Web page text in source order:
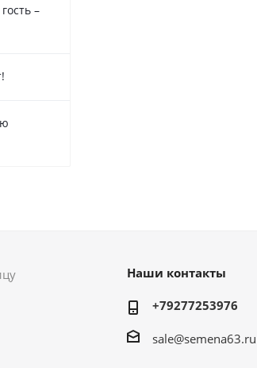
–
Наши контакты
+79277253976
sale@semena63.ru